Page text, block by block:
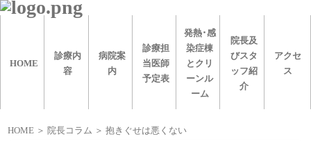
HOME
診療内
容
病院案
内
診療担
当医師
予定表
発熱･感
染症棟
とクリ
ーンル
ーム
院長及
びスタ
ッフ紹
介
アクセ
ス
HOME ＞ 院長コラム ＞ 抱きぐせは悪くない